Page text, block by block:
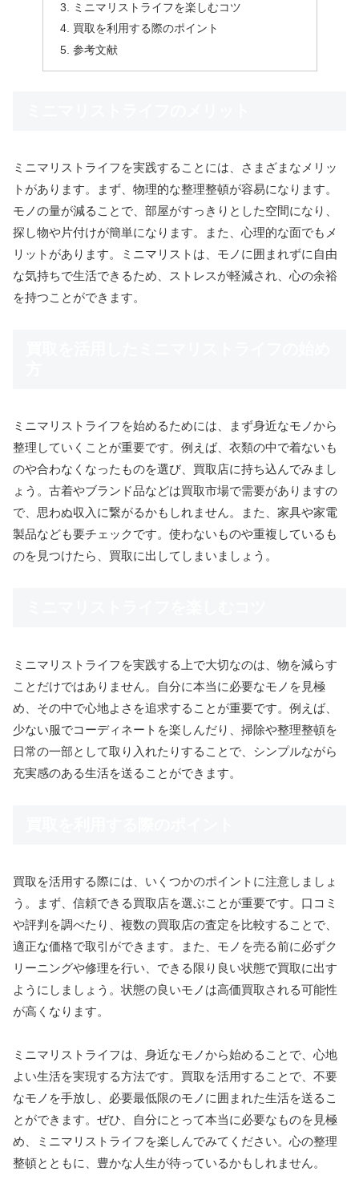
ミニマリストライフを楽しむコツ
買取を利用する際のポイント
参考文献
ミニマリストライフを実践することには、さまざまなメリッ
トがあります。まず、物理的な整理整頓が容易になります。
モノの量が減ることで、部屋がすっきりとした空間になり、
探し物や片付けが簡単になります。また、心理的な面でもメ
リットがあります。ミニマリストは、モノに囲まれずに自由
な気持ちで生活できるため、ストレスが軽減され、心の余裕
を持つことができます。
ミニマリストライフを始めるためには、まず身近なモノから
整理していくことが重要です。例えば、衣類の中で着ないも
のや合わなくなったものを選び、買取店に持ち込んでみまし
ょう。古着やブランド品などは買取市場で需要がありますの
で、思わぬ収入に繋がるかもしれません。また、家具や家電
製品なども要チェックです。使わないものや重複しているも
のを見つけたら、買取に出してしまいましょう。
ミニマリストライフを実践する上で大切なのは、物を減らす
ことだけではありません。自分に本当に必要なモノを見極
め、その中で心地よさを追求することが重要です。例えば、
少ない服でコーディネートを楽しんだり、掃除や整理整頓を
日常の一部として取り入れたりすることで、シンプルながら
充実感のある生活を送ることができます。
買取を活用する際には、いくつかのポイントに注意しましょ
う。まず、信頼できる買取店を選ぶことが重要です。口コミ
や評判を調べたり、複数の買取店の査定を比較することで、
適正な価格で取引ができます。また、モノを売る前に必ずク
リーニングや修理を行い、できる限り良い状態で買取に出す
ようにしましょう。状態の良いモノは高価買取される可能性
が高くなります。
ミニマリストライフは、身近なモノから始めることで、心地
よい生活を実現する方法です。買取を活用することで、不要
なモノを手放し、必要最低限のモノに囲まれた生活を送るこ
とができます。ぜひ、自分にとって本当に必要なものを見極
め、ミニマリストライフを楽しんでみてください。心の整理
整頓とともに、豊かな人生が待っているかもしれません。